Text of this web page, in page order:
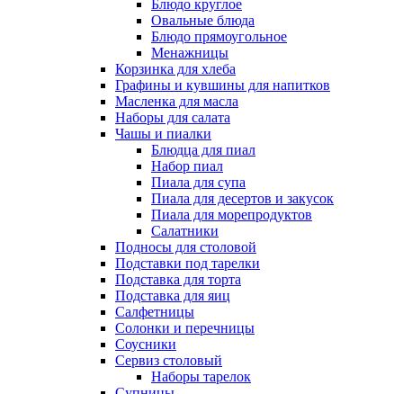
Блюдо круглое
Овальные блюда
Блюдо прямоугольное
Менажницы
Корзинка для хлеба
Графины и кувшины для напитков
Масленка для масла
Наборы для салата
Чашы и пиалки
Блюдца для пиал
Набор пиал
Пиала для супа
Пиала для десертов и закусок
Пиала для морепродуктов
Салатники
Подносы для столовой
Подставки под тарелки
Подставка для торта
Подставка для яиц
Салфетницы
Солонки и перечницы
Соусники
Сервиз столовый
Наборы тарелок